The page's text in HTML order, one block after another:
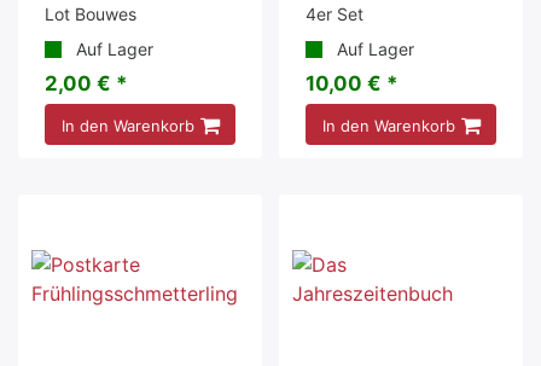
Lot Bouwes
Auf Lager
2,00 € *
In den Warenkorb
4er Set
Auf Lager
10,00 € *
In den Warenkorb